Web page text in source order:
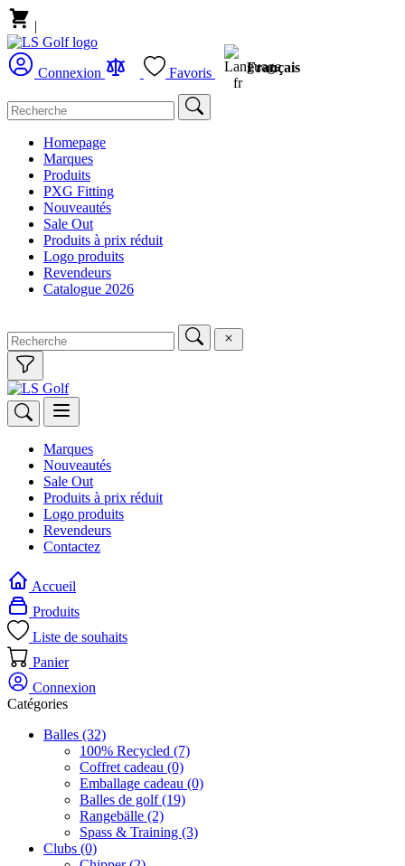
|
Connexion Favoris Français
Homepage
Marques
Produits
PXG Fitting
Nouveautés
Sale Out
Produits à prix réduit
Logo produits
Revendeurs
Catalogue 2026
Marques
Nouveautés
Sale Out
Produits à prix réduit
Logo produits
Revendeurs
Contactez
Accueil
Produits
Liste de souhaits
Panier
Connexion
Catégories
Balles (32)
100% Recycled (7)
Coffret cadeau (0)
Emballage cadeau (0)
Balles de golf(19)
Rangebälle (2)
Spass & Training (3)
Clubs (0)